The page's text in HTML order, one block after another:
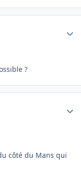
?
côté du Mans qui